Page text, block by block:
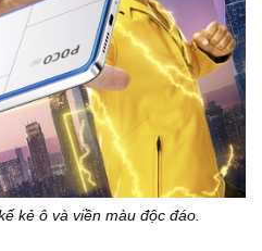
kẻ ô và viền màu độc đáo.